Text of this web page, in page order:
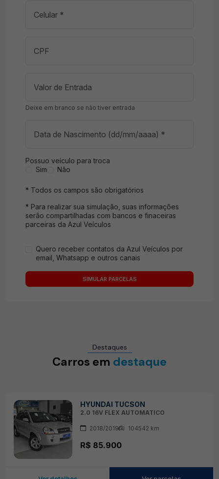
Deixe em branco se não tiver entrada
Possuo veículo para troca
Sim
Não
* Todos os campos são obrigatórios
* Para realizar sua simulação, suas informações
serão compartilhadas com bancos e finaceiras
parceiras da Azul Veículos
Quero receber contatos da Azul Veículos por
email, Whatsapp e outros canais
SIMULAR PARCELAS
Destaques
Carros em destaque
HYUNDAI TUCSON
2.0 16V FLEX AUTOMATICO
2018/2019 104542 km
R$ 85.900